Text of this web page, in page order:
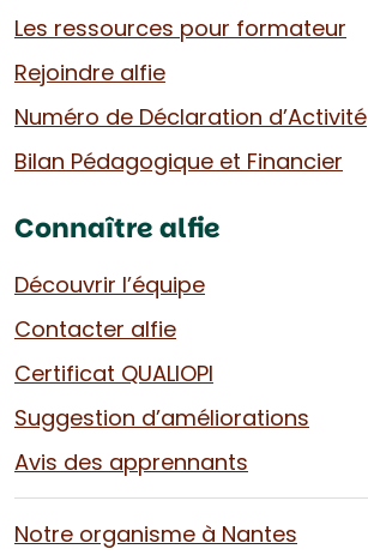
Les ressources pour formateur
Rejoindre alfie
Numéro de Déclaration d’Activité
Bilan Pédagogique et Financier
Connaître alfie
Découvrir l’équipe
Contacter alfie
Certificat QUALIOPI
Suggestion d’améliorations
Avis des apprennants
Notre organisme à Nantes